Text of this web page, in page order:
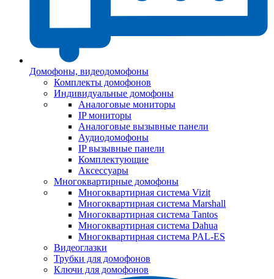
Домофоны, видеодомофоны
Комплекты домофонов
Индивидуальные домофоны
Аналоговые мониторы
IP мониторы
Аналоговые вызывные панели
Аудиодомофоны
IP вызывные панели
Комплектующие
Аксессуары
Многоквартирные домофоны
Многоквартирная система Vizit
Многоквартирная система Marshall
Многоквартирная система Tantos
Многоквартирная система Dahua
Многоквартирная система PAL-ES
Видеоглазки
Трубки для домофонов
Ключи для домофонов